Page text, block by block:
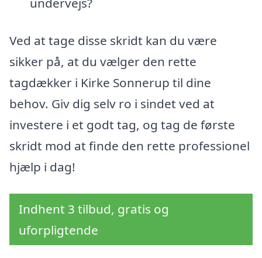
Ved at tage disse skridt kan du være
sikker på, at du vælger den rette
tagdækker i Kirke Sonnerup til dine
behov. Giv dig selv ro i sindet ved at
investere i et godt tag, og tag de første
skridt mod at finde den rette professionel
hjælp i dag!
Indhent 3 tilbud, gratis og
uforpligtende